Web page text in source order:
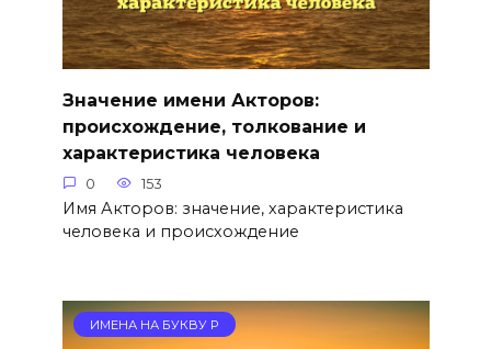
Значение имени Акторов:
происхождение, толкование и
характеристика человека
0 153
Имя Акторов: значение, характеристика
человека и происхождение
ИМЕНА НА БУКВУ Р